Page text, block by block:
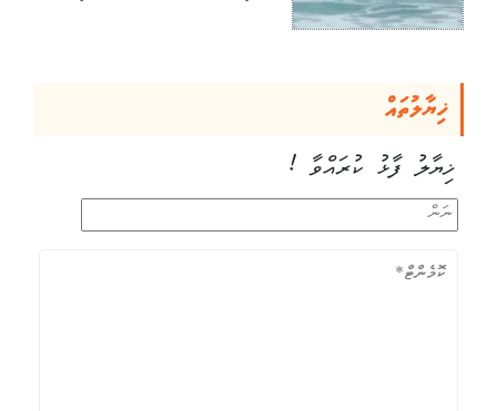
ޚިޔާލުތައް
ޚިޔާލު ފާޅު ކުރައްވާ !